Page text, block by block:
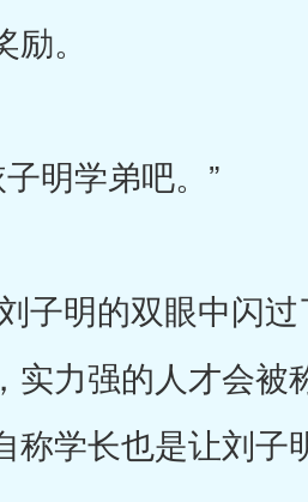
。
明学弟吧。”
明的双眼中闪过
力强的人才会被
学长也是让刘子